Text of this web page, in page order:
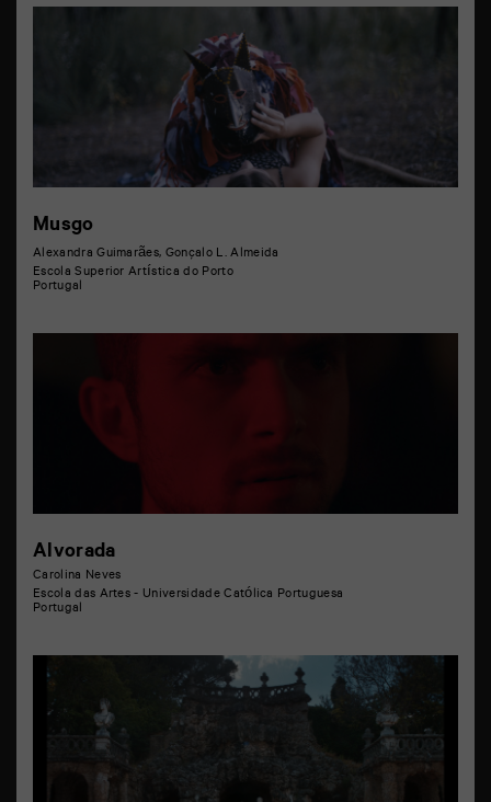
Musgo
Alexandra Guimarães, Gonçalo L. Almeida
Escola Superior Artística do Porto
Portugal
Alvorada
Carolina Neves
Escola das Artes - Universidade Católica Portuguesa
Portugal